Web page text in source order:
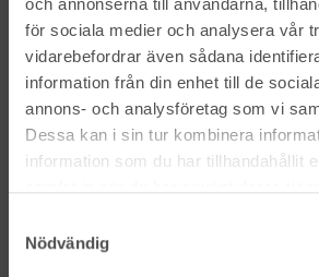
och annonserna till användarna,
för sociala medier och analysera vår
vidarebefordrar även sådana
information från din enhet till de
annons- och analysföretag som vi
Dessa kan i sin tur kombinera
information som du har tillhandahållit
Nödvändig
Vi gör det med service utöver det vanliga och
skillnad. Hos oss handlar mycket om maskiner,
människor och relationer. Välkommen in till din
Kontakta din närmaste depå
Facebook